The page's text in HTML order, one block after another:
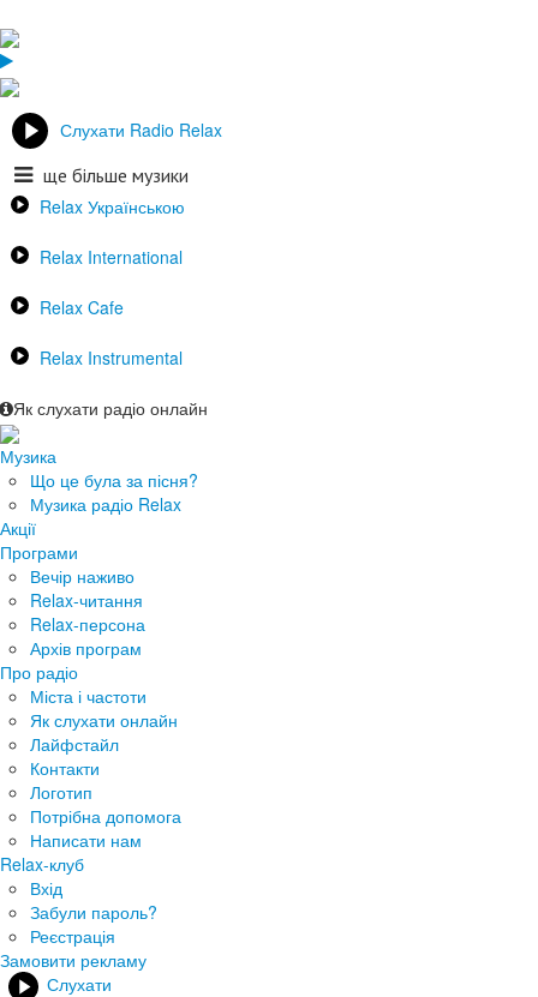
Слухати Radio Relax
ще більше музики
Relax Українською
Relax International
Relax Cafe
Relax Instrumental
Як слухати радіо онлайн
Музика
Що це була за пісня?
Музика радіо Relax
Акції
Програми
Вечір наживо
Relax-читання
Relax-персона
Архів програм
Про радіо
Міста і частоти
Як слухати онлайн
Лайфстайл
Контакти
Логотип
Потрібна допомога
Написати нам
Relax-клуб
Вхід
Забули пароль?
Реєстрація
Замовити рекламу
Слухати